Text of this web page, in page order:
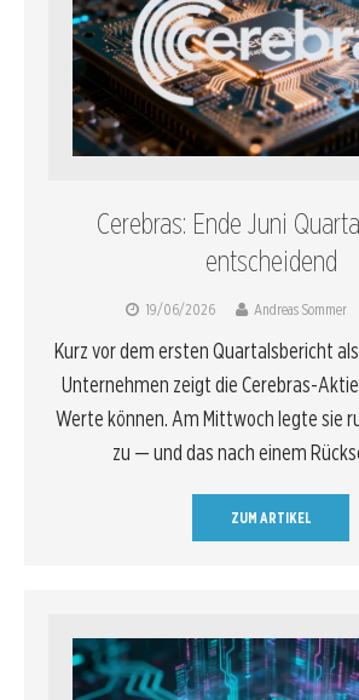
Cerebras: Ende Juni
entscheidend
19/06/2026 Andreas Sommer
Kurz vor dem ersten Quartalsbericht
Unternehmen zeigt die Cerebras-
Werte können. Am Mittwoch legte sie
zu — und das nach einem
ZUM ARTIKEL